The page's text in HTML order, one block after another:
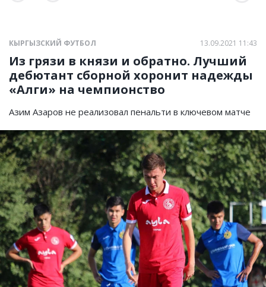
КЫРГЫЗСКИЙ ФУТБОЛ 13.09.2021 11:43
Из грязи в князи и обратно. Лучший
дебютант сборной хоронит надежды
«Алги» на чемпионство
Азим Азаров не реализовал пенальти в ключевом матче